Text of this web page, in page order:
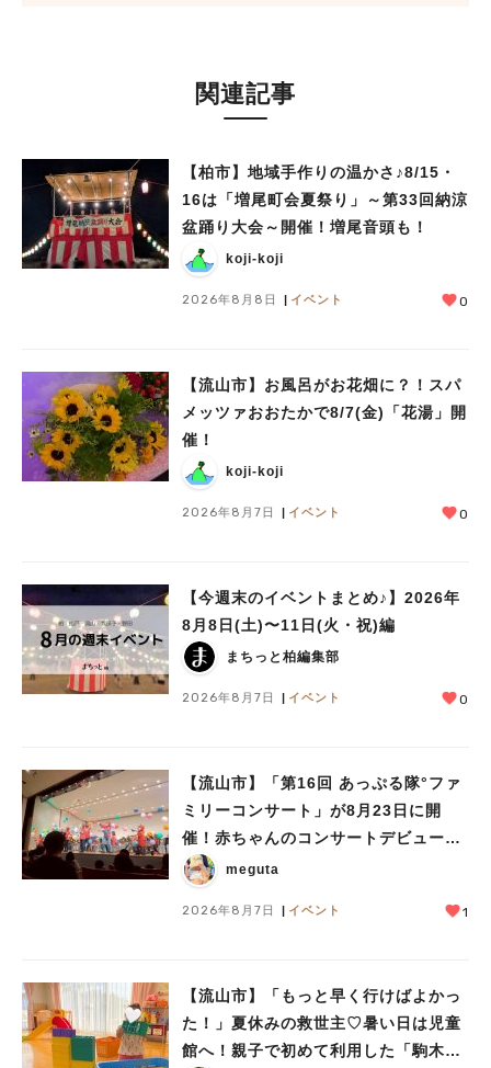
関連記事
【柏市】地域手作りの温かさ♪8/15・
16は「増尾町会夏祭り」～第33回納涼
盆踊り大会～開催！増尾音頭も！
koji-koji
2026年8月8日 イベント 0
【流山市】お風呂がお花畑に？！スパ
メッツァおおたかで8/7(金)「花湯」開
催！
koji-koji
2026年8月7日 イベント 0
【今週末のイベントまとめ♪】2026年
8月8日(土)〜11日(火・祝)編
まちっと柏編集部
2026年8月7日 イベント 0
【流山市】「第16回 あっぷる隊°ファ
ミリーコンサート」が8月23日に開
催！赤ちゃんのコンサートデビューに
も♪
meguta
2026年8月7日 イベント 1
【流山市】「もっと早く行けばよかっ
た！」夏休みの救世主♡暑い日は児童
館へ！親子で初めて利用した「駒木台